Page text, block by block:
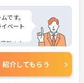
です。
ベート
験の方
ます！
んで連
紹介してもらう